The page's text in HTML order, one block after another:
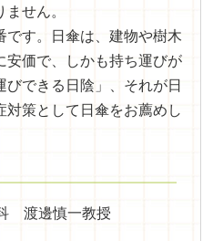
せん。
です。日傘は、建物や樹木
安価で、しかも持ち運びが
びできる日陰」、それが日
対策として日傘をお薦めし
渡邊慎一教授